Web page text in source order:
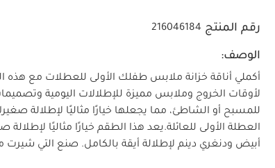
رقم المنتج 216046184
الوصف:
أكملي أناقة خزانة ملابس طفلك الأولى للعطلات مع
لأوقات الخروج وملابس مميزة للإطلالات اليومية
للمسبح أو الشاطئ، مما يجعلها خيارًا مثاليًا لإطلالة
العطلة الأولى للعائلة.يعد هذا الطقم خيارًا مثاليًا
أبيض ودنغري دينم لإطلالة أيقة بالكامل. صنع التي